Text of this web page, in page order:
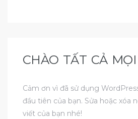
CHÀO TẤT CẢ
Cảm ơn vì đã sử dụng
đầu tiên của bạn. Sửa hoặc xóa
viết của bạn nhé!